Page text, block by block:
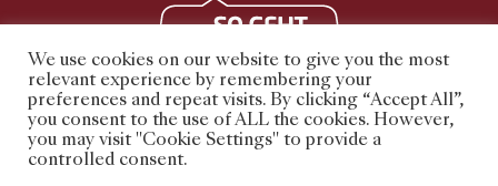
We use cookies on our website to give you the most
relevant experience by remembering your
preferences and repeat visits. By clicking “Accept All”,
you consent to the use of ALL the cookies. However,
you may visit "Cookie Settings" to provide a
controlled consent.